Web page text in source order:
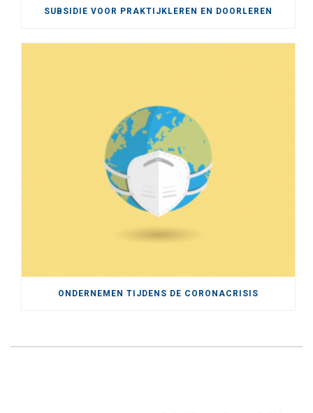
SUBSIDIE VOOR PRAKTIJKLEREN EN DOORLEREN
ONDERNEMEN TIJDENS DE CORONACRISIS